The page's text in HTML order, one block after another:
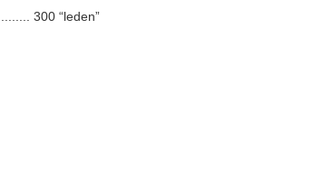
........ 300 “leden”